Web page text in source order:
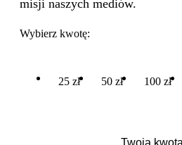
misji naszych mediów.
Wybierz kwotę:
25 zł 50 zł 100 zł